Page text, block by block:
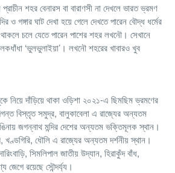
শহর বেনারস বা বারাণসী না দেখলে ভারত ভ্রমণ
ও গঙ্গার ঘাট দেখা হয়ে গেলে দেখতে পারেন বৌদ্ধ ধর্মের
চলে যেতে পারেন পাশের শহর লখনৌ। সেখানে
‘ভুলভুলাইয়া’। লখনৌ শহরের খাবারও খুব
নিয়ে দাঁড়িয়ে থাকা ওড়িশা ২০২১-এ ছিমছিম ভ্রমণের
বিস্তৃত সমুদ্র, বালুকাবেলা এ রাজ্যের অন্যতম
জগন্নাথ মন্দির দেশের অন্যতম ভক্তিমূলক স্থান।
খণ্ডগিরি, ধৌলি এ রাজ্যের অন্যতম দর্শনীয় স্থান।
সিমলিপাল জাতীয় উদ্যান, হিরাকুঁদ বাঁধ,
জেগে রয়েছে সৌন্দর্য্য।